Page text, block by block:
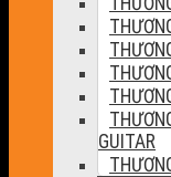
GUITAR